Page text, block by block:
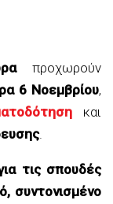
προχωρούν
6 Νοεμβρίου,
και
.
τις σπουδές
συντονισμένο